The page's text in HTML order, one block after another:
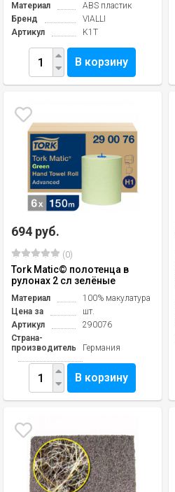
Материал
ABS пластик
Бренд
VIALLI
Артикул
K1T
В корзину
694 руб.
(0)
Tork Matic© полотенца в
рулонах 2 сл зелёные
Материал
100% макулатура
Цена за
шт.
Артикул
290076
Страна-
производитель
Германия
В корзину